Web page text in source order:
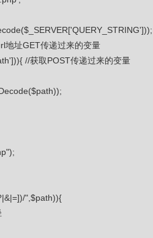
$_SERVER['QUERY_STRING']));
地址GET传递过来的变量
])){ //获取POST传递过来的变量
$path));
" $path)){